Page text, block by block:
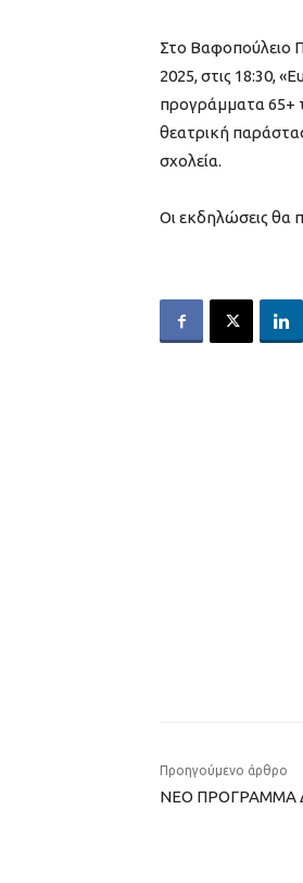
Στο Βαφοπούλειο
2025, στις 18:30,
προγράμματα 65+
θεατρική
σχολεία.
Οι εκδηλώσεις θα
Προηγούμενο άρθρο
ΝΕΟ ΠΡΟΓΡΑΜΜΑ